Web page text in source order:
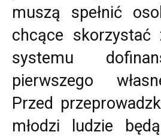
muszą spełnić
chcące skorzystać
systemu
pierwszego
Przed
młodzi ludzie